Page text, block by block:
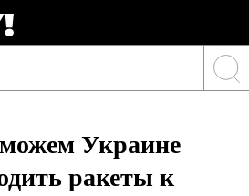
Украине
ракеты к